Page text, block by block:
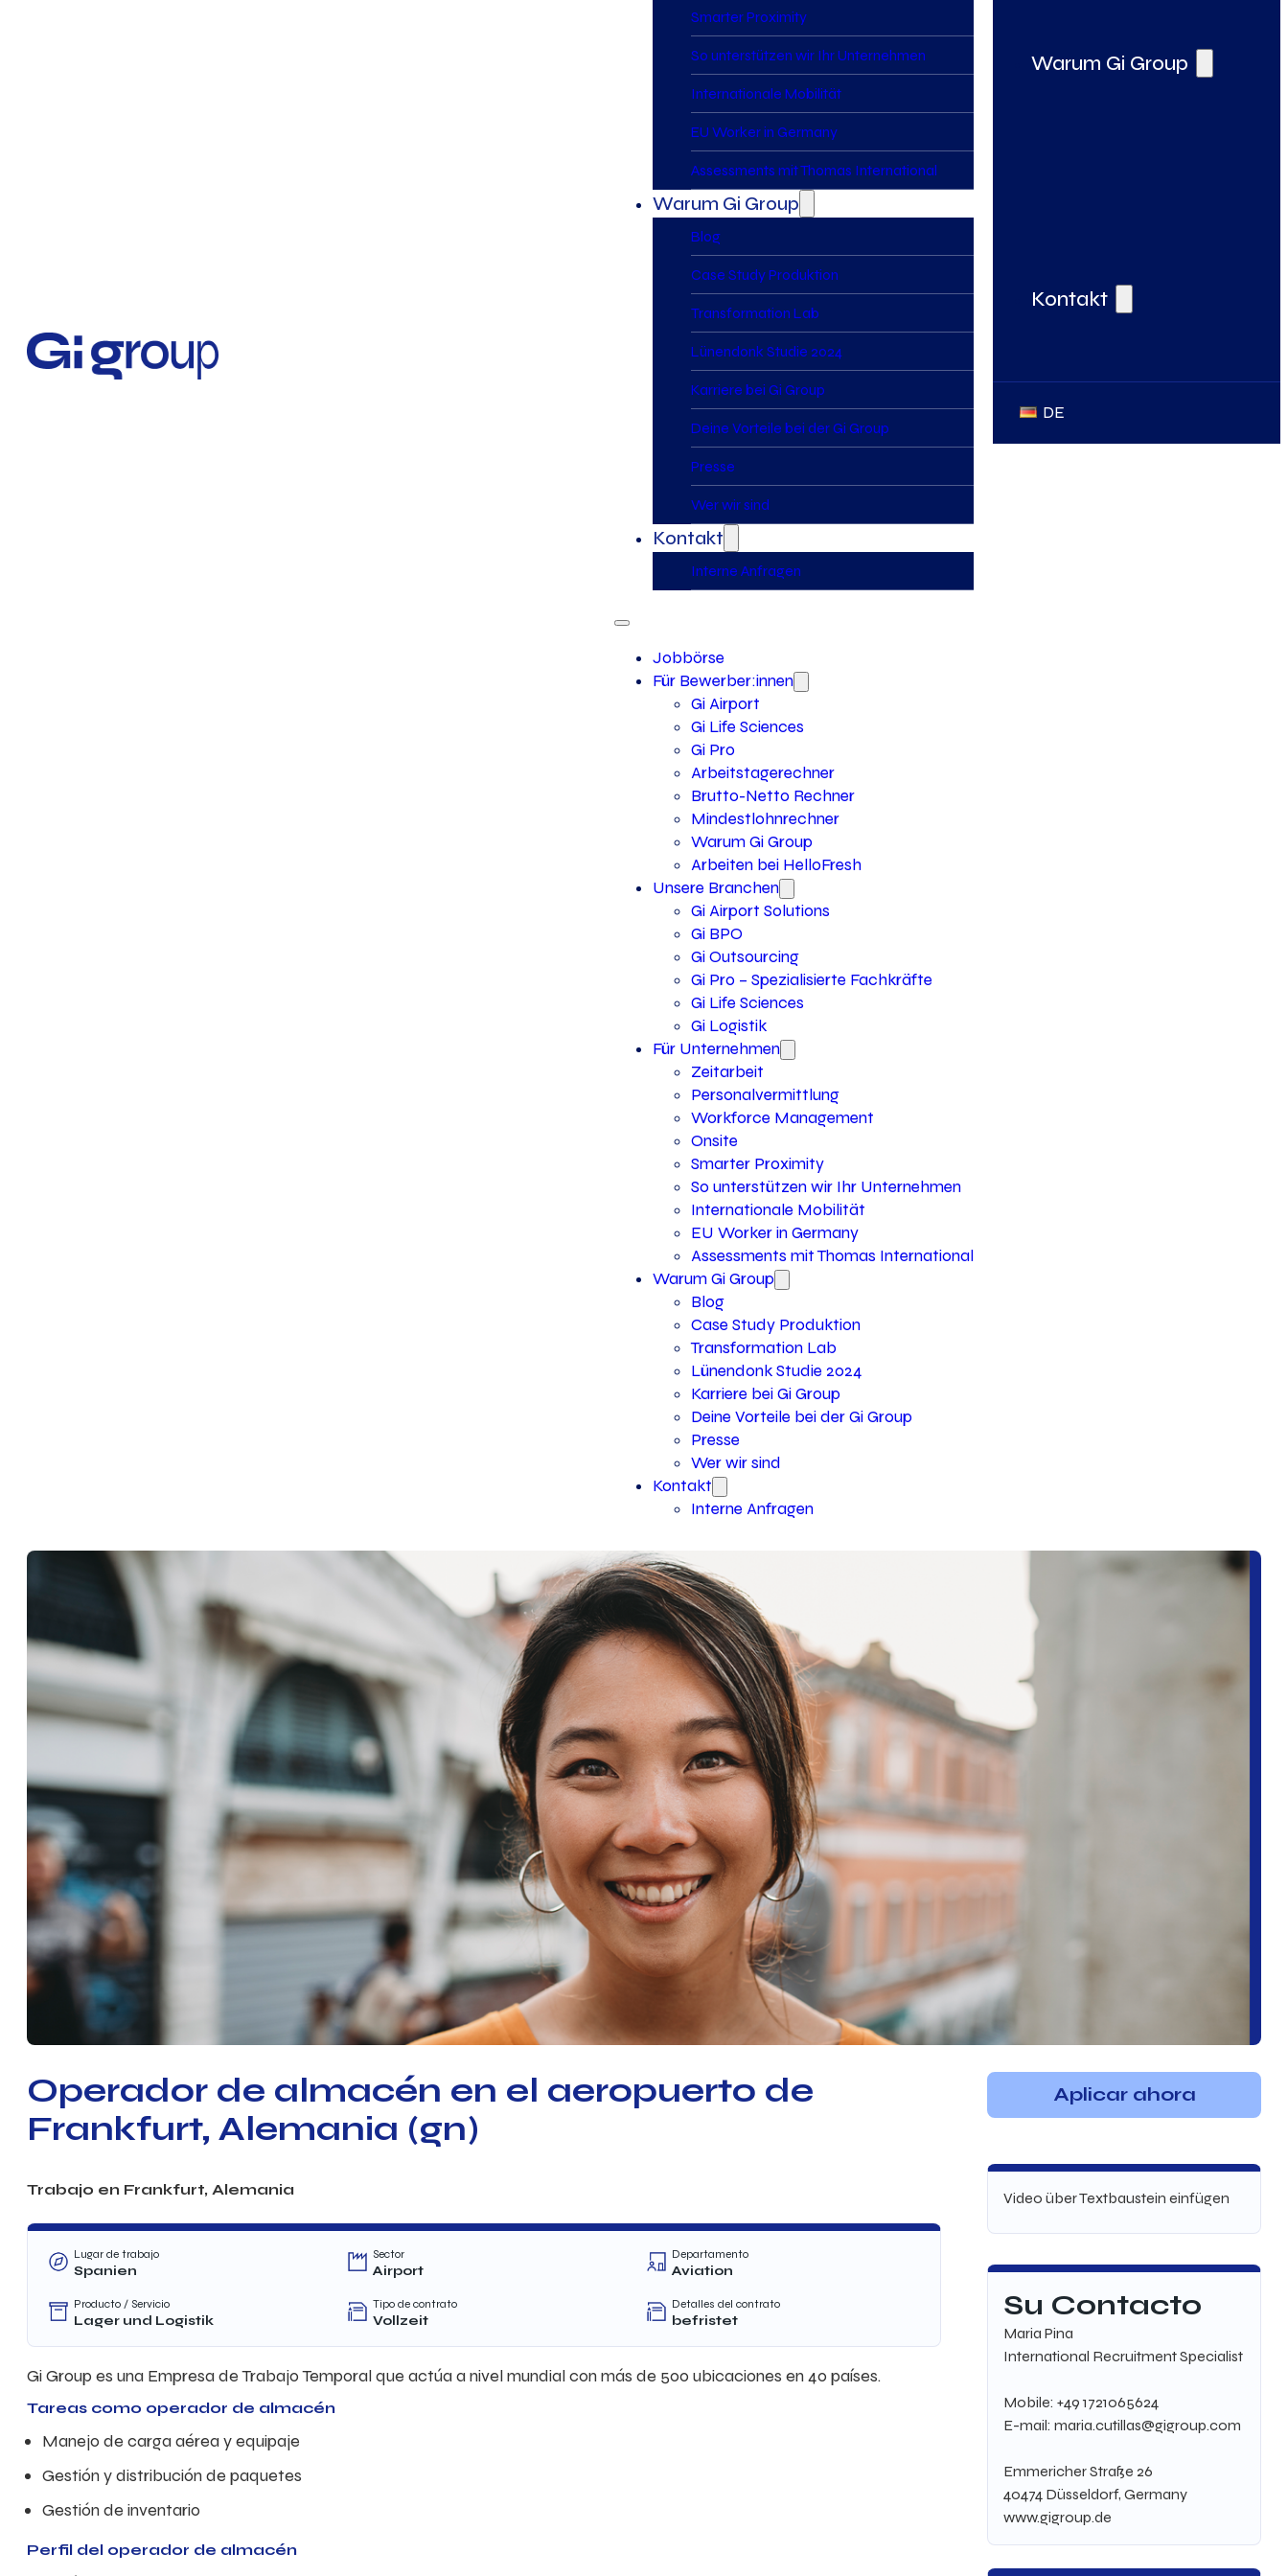
Smarter Proximity
So unterstützen wir Ihr Unternehmen
Internationale Mobilität
EU Worker in Germany
Assessments mit Thomas International
Warum Gi Group
Blog
Case Study Produktion
Transformation Lab
Lünendonk Studie 2024
Karriere bei Gi Group
Deine Vorteile bei der Gi Group
Presse
Wer wir sind
Kontakt
Interne Anfragen
Jobbörse
Für Bewerber:innen
Gi Airport
Gi Life Sciences
Gi Pro
Arbeitstagerechner
Brutto-Netto Rechner
Mindestlohnrechner
Warum Gi Group
Arbeiten bei HelloFresh
Unsere Branchen
Gi Airport Solutions
Gi BPO
Gi Outsourcing
Gi Pro – Spezialisierte Fachkräfte
Gi Life Sciences
Gi Logistik
Für Unternehmen
Zeitarbeit
Personalvermittlung
Workforce Management
Onsite
Smarter Proximity
So unterstützen wir Ihr Unternehmen
Internationale Mobilität
EU Worker in Germany
Assessments mit Thomas International
Warum Gi Group
Blog
Case Study Produktion
Transformation Lab
Lünendonk Studie 2024
Karriere bei Gi Group
Deine Vorteile bei der Gi Group
Presse
Wer wir sind
Kontakt
Interne Anfragen
Warum Gi Group
Kontakt
DE
Operador de almacén en el aeropuerto de
Frankfurt, Alemania (gn)
Trabajo en Frankfurt, Alemania
Lugar de trabajo
Spanien
Sector
Airport
Departamento
Aviation
Producto / Servicio
Lager und Logistik
Tipo de contrato
Vollzeit
Detalles del contrato
befristet
Gi Group es una Empresa de Trabajo Temporal que actúa a nivel mundial con más de 500 ubicaciones en 40 países.
Tareas como operador de almacén
Manejo de carga aérea y equipaje
Gestión y distribución de paquetes
Gestión de inventario
Perfil del operador de almacén
Aplicar ahora
Video über Textbaustein einfügen
Su Contacto
Maria Pina
International Recruitment Specialist
Mobile: +49 1721065624
E-mail: maria.cutillas@gigroup.com
Emmericher Straße 26
40474 Düsseldorf, Germany
www.gigroup.de